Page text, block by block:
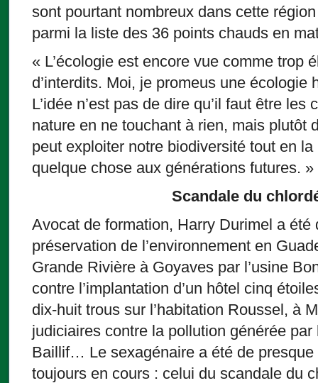
sont pourtant nombreux dans cette
parmi la liste des 36 points chauds en
« L’écologie est encore vue comme trop
d’interdits. Moi, je promeus une écologie
L’idée n’est pas de dire qu’il faut être les
nature en ne touchant à rien, mais plutôt
peut exploiter notre biodiversité tout en
quelque chose aux générations futures. »
Scandale du
Avocat de formation, Harry Durimel a
préservation de l’environnement en
Grande Rivière à Goyaves par l’usine
contre l’implantation d’un hôtel cinq
dix-huit trous sur l’habitation Roussel, à
judiciaires contre la pollution générée
Baillif… Le sexagénaire a été de
toujours en cours : celui du scandale du